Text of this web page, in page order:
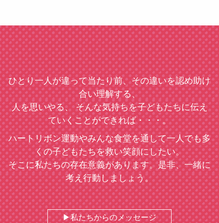
ひとり一人が違って当たり前、その違いを認め助け
合い理解する、
人を思いやる、 そんな気持ちを子どもたちに伝え
ていくことができれば・・・。
ハートリボン運動やみんな食堂を通して一人でも多
くの子どもたちを救い笑顔にしたい。
そこに私たちの存在意義があります。是非、一緒に
考え行動しましょう。
私たちからのメッセージ